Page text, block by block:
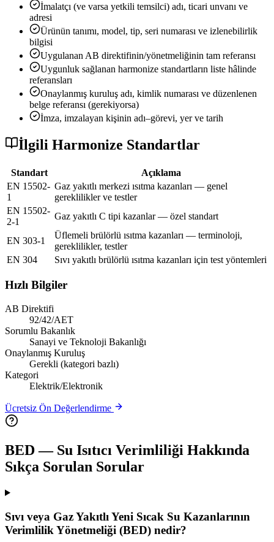
İmalatçı (ve varsa yetkili temsilci) adı, ticari unvanı ve
adresi
Ürünün tanımı, model, tip, seri numarası ve izlenebilirlik
bilgisi
Uygulanan AB direktifinin/yönetmeliğinin tam referansı
Uygunluk sağlanan harmonize standartların liste hâlinde
referansları
Onaylanmış kuruluş adı, kimlik numarası ve düzenlenen
belge referansı (gerekiyorsa)
İmza, imzalayan kişinin adı–görevi, yer ve tarih
İlgili Harmonize Standartlar
Standart
Açıklama
EN 15502-
1
Gaz yakıtlı merkezi ısıtma kazanları — genel
gereklilikler ve testler
EN 15502-
2-1
Gaz yakıtlı C tipi kazanlar — özel standart
EN 303-1
Üflemeli brülörlü ısıtma kazanları — terminoloji,
gereklilikler, testler
EN 304
Sıvı yakıtlı brülörlü ısıtma kazanları için test yöntemleri
Hızlı Bilgiler
AB Direktifi
92/42/AET
Sorumlu Bakanlık
Sanayi ve Teknoloji Bakanlığı
Onaylanmış Kuruluş
Gerekli (kategori bazlı)
Kategori
Elektrik/Elektronik
Ücretsiz Ön Değerlendirme
BED — Su Isıtıcı Verimliliği Hakkında
Sıkça Sorulan Sorular
Sıvı veya Gaz Yakıtlı Yeni Sıcak Su Kazanlarının
Verimlilik Yönetmeliği (BED) nedir?